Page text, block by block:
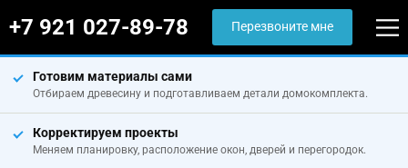
+7 921 027-89-78 Перезвоните мне
Готовим материалы сами
Отбираем древесину и подготавливаем детали домокомплекта.
Корректируем проекты
Меняем планировку, расположение окон, дверей и перегородок.